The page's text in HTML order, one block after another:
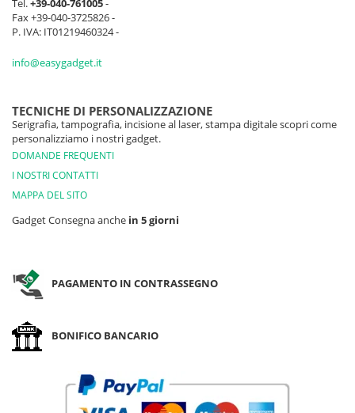
Tel.+39-040-761005-
Fax +39-040-3725826 -
P. IVA: IT01219460324 -
info@easygadget.it
TECNICHE DI PERSONALIZZAZIONE
Serigrafia, tampografia, incisione al laser, stampa digitale scopri come
personalizziamo i nostri gadget.
DOMANDE FREQUENTI
I NOSTRI CONTATTI
MAPPA DEL SITO
Gadget Consegna anche in 5 giorni
PAGAMENTO IN CONTRASSEGNO
BONIFICO BANCARIO